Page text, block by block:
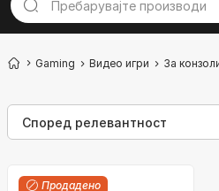
Gaming Видео игри За
Продадено